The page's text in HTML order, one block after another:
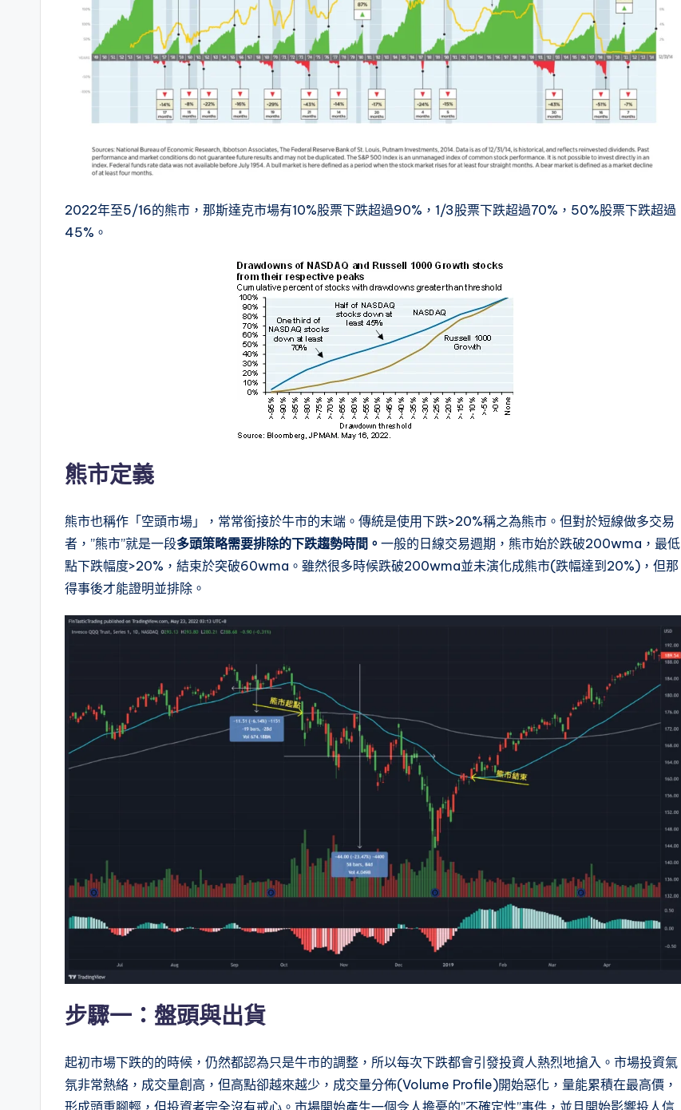
2022年至5/16的熊市，那斯達克市場有10%股票下跌超過90%，1/3股票下跌超過70%，50%股票下跌超過
45%。
熊市定義
熊市也稱作「空頭市場」，常常銜接於牛市的末端。傳統是使用下跌>20%稱之為熊市。但對於短線做多交易
者，”熊市”就是一段多頭策略需要排除的下跌趨勢時間。 一般的日線交易週期，熊市始於跌破200wma，最低
點下跌幅度>20%，結束於突破60wma。雖然很多時候跌破200wma並未演化成熊市(跌幅達到20%)，但那
得事後才能證明並排除。
步驟一：盤頭與出貨
起初市場下跌的的時候，仍然都認為只是牛市的調整，所以每次下跌都會引發投資人熱烈地搶入。市場投資氣
氛非常熱絡，成交量創高，但高點卻越來越少，成交量分佈(Volume Profile)開始惡化，量能累積在最高價，
形成頭重腳輕，但投資者完全沒有戒心。市場開始產生一個令人擔憂的”不確定性”事件，並且開始影響投人信